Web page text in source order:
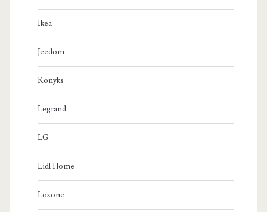
Ikea
Jeedom
Konyks
Legrand
LG
Lidl Home
Loxone